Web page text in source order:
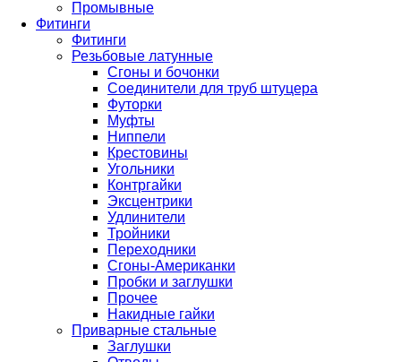
Промывные
Фитинги
Фитинги
Резьбовые латунные
Сгоны и бочонки
Соединители для труб штуцера
Футорки
Муфты
Ниппели
Крестовины
Угольники
Контргайки
Эксцентрики
Удлинители
Тройники
Переходники
Сгоны-Американки
Пробки и заглушки
Прочее
Накидные гайки
Приварные стальные
Заглушки